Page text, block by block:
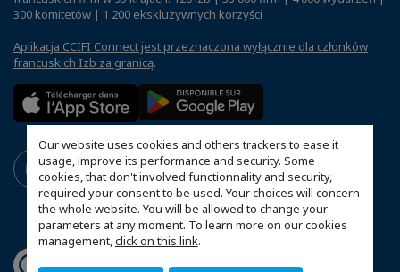
Our website uses cookies and others trackers to ease it
usage, improve its performance and security. Some
cookies, that don't involved functionnality and security,
required your consent to be used. Your choices will concern
the whole website. You will be allowed to change your
parameters at any moment. To learn more on our cookies
management,click on this link.
300 komitetów | 1 200 ekskluzywnych korzyści
Aplikacja CCIFI Connect jest przeznaczona wyłącznie dla członków
francuskich Izb za granicą.